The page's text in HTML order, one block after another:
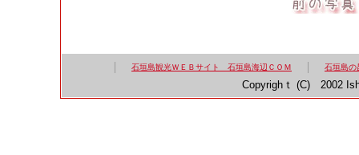
石垣島観光ＷＥＢサイト 石垣島海辺ＣＯＭ 石垣島
Copyrighｔ (C) 2002